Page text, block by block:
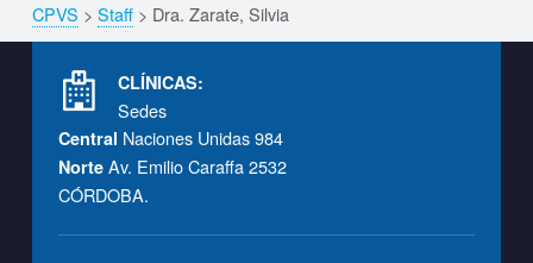
Breadcrumbs navigation
CPVS > Staff> Dra. Zarate, Silvia
CLÍNICAS:
Sedes
Central Naciones Unidas 984
Norte Av. Emilio Caraffa 2532
CÓRDOBA.